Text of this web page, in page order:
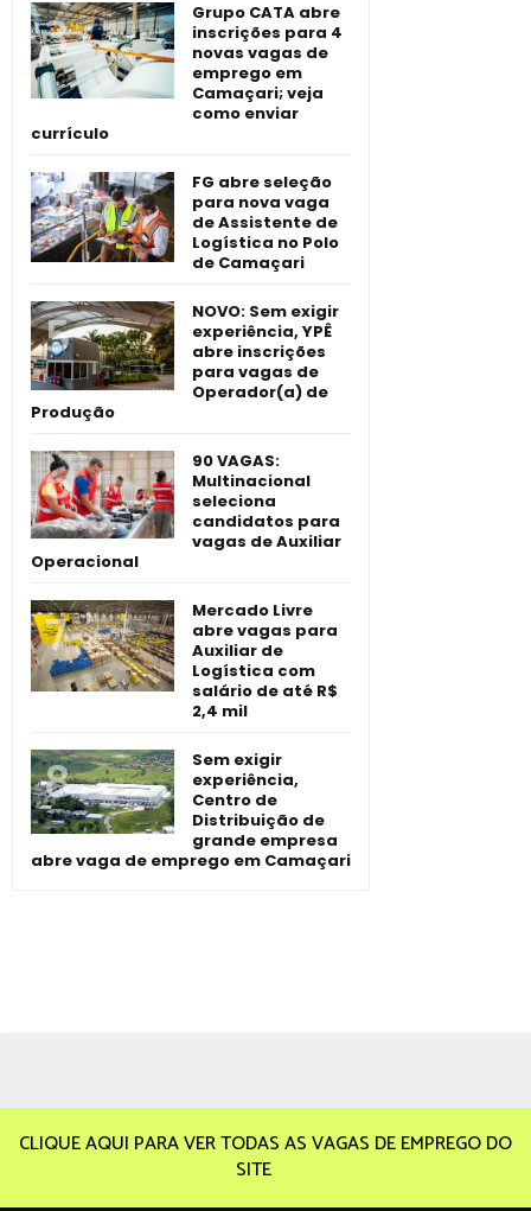
Grupo CATA abre
inscrições para 4
novas vagas de
emprego em
Camaçari; veja
como enviar
currículo
FG abre seleção
para nova vaga
de Assistente de
Logística no Polo
de Camaçari
NOVO: Sem exigir
experiência, YPÊ
abre inscrições
para vagas de
Operador(a) de
Produção
90 VAGAS:
Multinacional
seleciona
candidatos para
vagas de Auxiliar
Operacional
Mercado Livre
abre vagas para
Auxiliar de
Logística com
salário de até R$
2,4 mil
Sem exigir
experiência,
Centro de
Distribuição de
grande empresa
abre vaga de emprego em Camaçari
CLIQUE AQUI PARA VER TODAS AS VAGAS DE EMPREGO DO
SITE